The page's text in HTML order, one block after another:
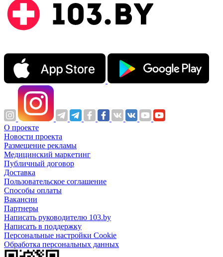
О проекте
Новости проекта
Размещение рекламы
Медицинский маркетинг
Публичный договор
Доставка
Пользовательское соглашение
Способы оплаты
Вакансии
Партнеры
Написать руководителю 103.by
Написать в поддержку
Персональные настройки Cookie
Обработка персональных данных